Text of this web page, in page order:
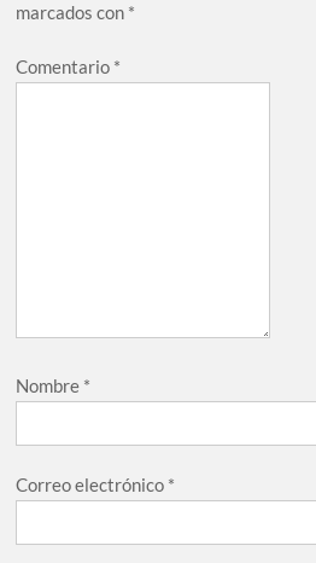
marcados con *
Comentario *
Nombre *
Correo electrónico *